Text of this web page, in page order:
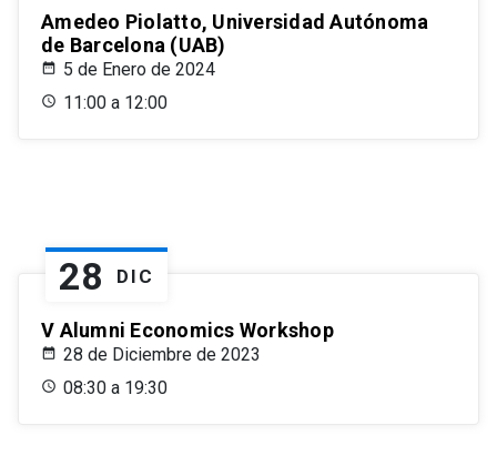
Amedeo Piolatto, Universidad Autónoma
de Barcelona (UAB)
5 de Enero de 2024
11:00 a 12:00
28 DIC
V Alumni Economics Workshop
28 de Diciembre de 2023
08:30 a 19:30